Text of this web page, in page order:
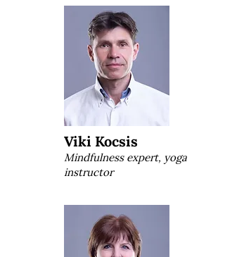
Viki Kocsis
Mindfulness expert, yoga
instructor